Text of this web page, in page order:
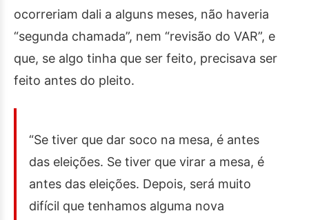
ocorreriam dali a alguns meses, não haveria
“segunda chamada”, nem “revisão do VAR”, e
que, se algo tinha que ser feito, precisava ser
feito antes do pleito.
“Se tiver que dar soco na mesa, é antes
das eleições. Se tiver que virar a mesa, é
antes das eleições. Depois, será muito
difícil que tenhamos alguma nova